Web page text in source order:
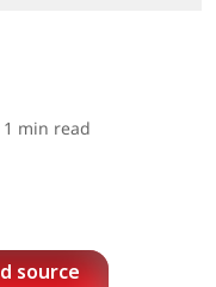
1 min read
source